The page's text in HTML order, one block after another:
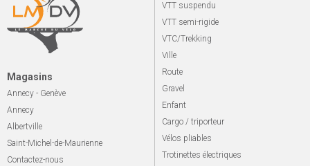
Magasins
Annecy - Genève
Annecy
Albertville
Saint-Michel-de-Maurienne
Contactez-nous
VTT suspendu
VTT semi-rigide
VTC/Trekking
Ville
Route
Gravel
Enfant
Cargo / triporteur
Vélos pliables
Trotinettes électriques